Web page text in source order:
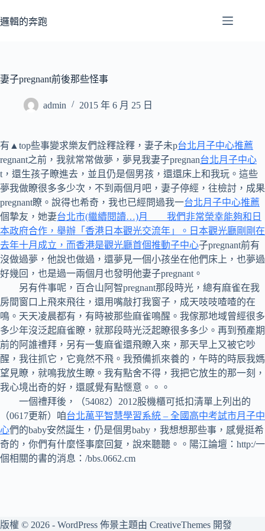
至
容
邏輯的奔跑
妻子pregnant前後那些怪事
admin 2015 年 6 月 25 日
有▲top些事變求樂友們詮釋詮釋，妻子未p台北月子中心推薦
regnant之前，我就常常做夢，夢見我妻子pregnan台北月子中心
t，還生孩子瞭進去，並且仍是個男孩，還還床上和我玩。這些
夢我做瞭很多多少次，不到兩個月吧，妻子停經，往檢討，成果
pregnant瞭。說得也希奇，我也已經問過我一台北月子中心推薦
個摯友，她妻台北市(繼續閱讀…)月 我們非常榮幸能夠和日
本政府合作，舉辦「香港日本觀光交流年」。日本觀光廳剛剛在
去年十月成立，而香港是觀光廳首個推動子中心子pregnant前有
沒做過夢，他說也做過，還夢見一個小孩坐在他們床上，也夢過
好幾回，也是過一兩個月也發明他妻子pregnant。
另有件事呢，百合山阿智pregnant那段時光，總有麻雀在我
房間窗口上飛來飛往，還用嘴敲打我窗子，成天吱吱喳喳的在
鳴。天天凌晨都有，有時被那些麻雀鳴醒。我傢那地域曾經很多
多少年沒泛起麻雀瞭，就那段時光泛起瞭很多多少。再到預產期
前的阿誰禮拜，另有一隻麻雀還飛瞭入來，那天早上又被它吵
醒，我往抓它，它竟然不飛。我預備抓來養的，午時的時辰我媽
望見瞭，就鳴我放生瞭。我有點舍不得，我把它放生的那一刻，
我心境出奇的好，還感覺有點愜意。。。
一個禮拜後，（54082）2012股機櫃可抵扣清單上列出的
（0617更新）咱台北萬平智慧學習系統 – 全國高中考試市月子中
心們的baby安然誕生，仍是個男baby，我想想那些事，感覺挺希
奇的，你們有什麼怪事麼回复，說來聽聽。。陽江論壇：http:/一
個相關的書的消息：/bbs.0662.cm
版權 © 2026 - WordPress 佈景主題由 CreativeThemes 開發